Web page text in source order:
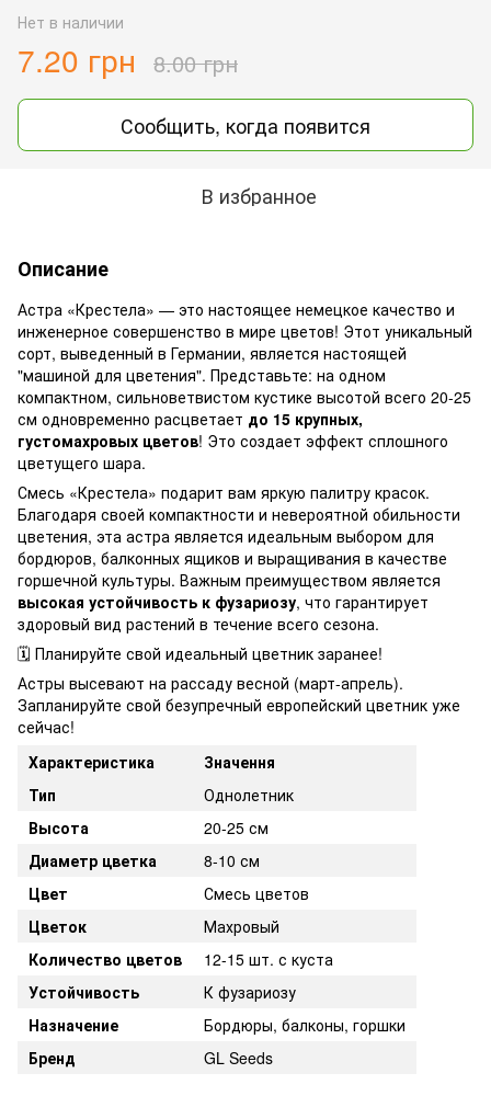
Нет в наличии
7.20 грн 8.00 грн
Сообщить, когда появится
В избранное
Описание
Астра «Крестела» — это настоящее немецкое качество и
инженерное совершенство в мире цветов! Этот уникальный
сорт, выведенный в Германии, является настоящей
"машиной для цветения". Представьте: на одном
компактном, сильноветвистом кустике высотой всего 20-25
см одновременно расцветает до 15 крупных,
густомахровых цветов! Это создает эффект сплошного
цветущего шара.
Смесь «Крестела» подарит вам яркую палитру красок.
Благодаря своей компактности и невероятной обильности
цветения, эта астра является идеальным выбором для
бордюров, балконных ящиков и выращивания в качестве
горшечной культуры. Важным преимуществом является
высокая устойчивость к фузариозу, что гарантирует
здоровый вид растений в течение всего сезона.
🗓️ Планируйте свой идеальный цветник заранее!
Астры высевают на рассаду весной (март-апрель).
Запланируйте свой безупречный европейский цветник уже
сейчас!
Характеристика
Значення
Тип
Однолетник
Высота
20-25 см
Диаметр цветка
8-10 см
Цвет
Смесь цветов
Цветок
Махровый
Количество цветов
12-15 шт. с куста
Устойчивость
К фузариозу
Назначение
Бордюры, балконы, горшки
Бренд
GL Seeds